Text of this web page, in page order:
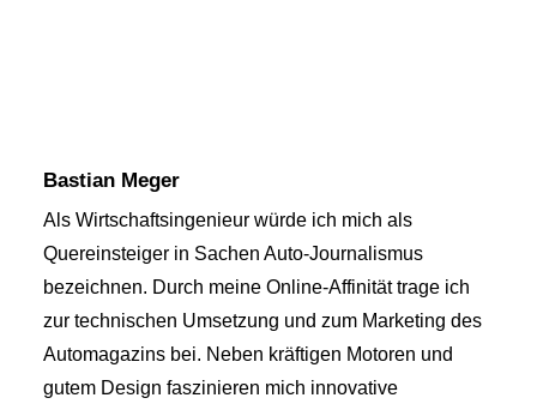
Bastian Meger
Als Wirtschaftsingenieur würde ich mich als
Quereinsteiger in Sachen Auto-Journalismus
bezeichnen. Durch meine Online-Affinität trage ich
zur technischen Umsetzung und zum Marketing des
Automagazins bei. Neben kräftigen Motoren und
gutem Design faszinieren mich innovative